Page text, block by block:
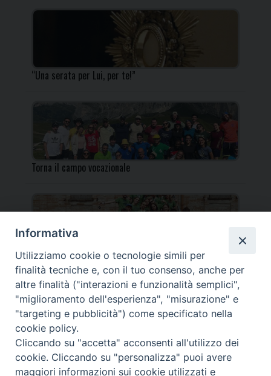
“Una serata per Lui, per te!”
Torna il campo vocazionale
Torna il Campo Missionario Diocesano
_____________________________________________________
_____________________________
DIOCESI DI FANO FOSSOMBRONE CAGLI PERGOLA | Via Roma,
Informativa
Utilizziamo cookie o tecnologie simili per
finalità tecniche e, con il tuo consenso, anche per
altre finalità ("interazioni e funzionalità semplici",
"miglioramento dell'esperienza", "misurazione" e
"targeting e pubblicità") come specificato nella
cookie policy.
Cliccando su "accetta" acconsenti all'utilizzo dei
cookie. Cliccando su "personalizza" puoi avere
maggiori informazioni sui cookie utilizzati e